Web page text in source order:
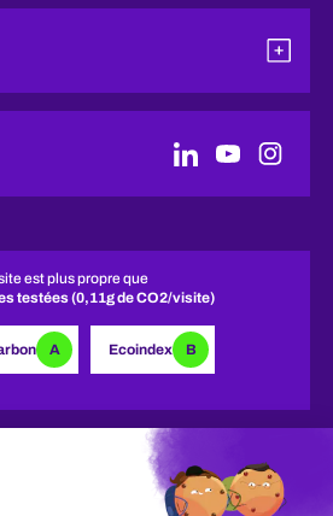
est plus propre que
testées (0,11g de CO2/visite)
A Ecoindex B
SITE PAR TROA